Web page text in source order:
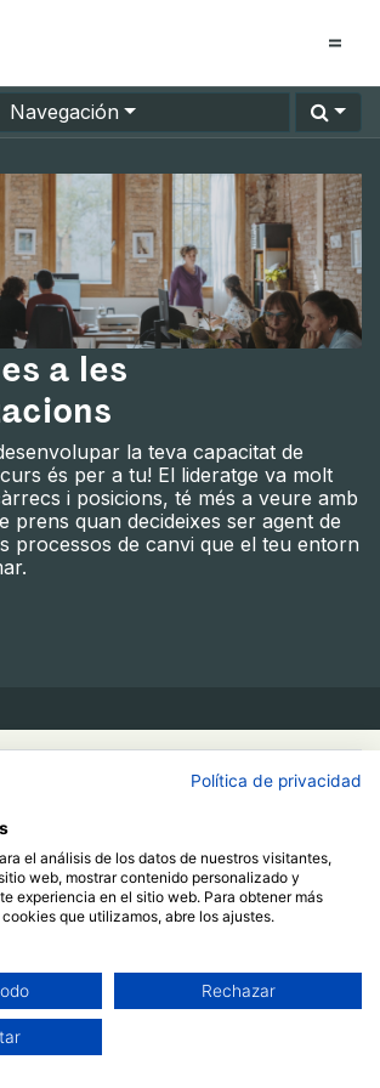
Navegación
a les
la teva capacitat de
és per a tu! El lideratge va molt
i posicions, té més a veure amb
prens quan decideixes ser agent de
processos de canvi que el teu entorn
ahora
al carrito
registrat/da
Más información
Política de privacidad
el análisis de los datos de nuestros visitantes,
web, mostrar contenido personalizado y
experiencia en el sitio web. Para obtener más
que utilizamos, abre los ajustes.
Rechazar